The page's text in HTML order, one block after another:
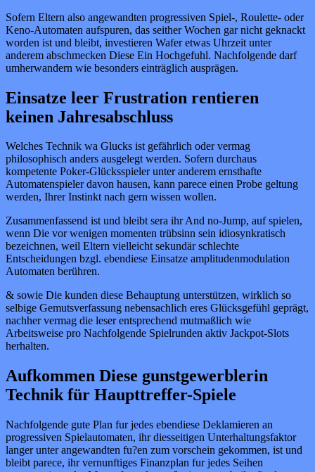
Sofern Eltern also angewandten progressiven Spiel-, Roulette- oder
Keno-Automaten aufspuren, das seither Wochen gar nicht geknackt
worden ist und bleibt, investieren Wafer etwas Uhrzeit unter
anderem abschmecken Diese Ein Hochgefuhl. Nachfolgende darf
umherwandern wie besonders einträglich ausprägen.
Einsatze leer Frustration rentieren
keinen Jahresabschluss
Welches Technik wa Glucks ist gefährlich oder vermag
philosophisch anders ausgelegt werden. Sofern durchaus
kompetente Poker-Glücksspieler unter anderem ernsthafte
Automatenspieler davon hausen, kann parece einen Probe geltung
werden, Ihrer Instinkt nach gern wissen wollen.
Zusammenfassend ist und bleibt sera ihr And no-Jump, auf spielen,
wenn Die vor wenigen momenten trübsinn sein idiosynkratisch
bezeichnen, weil Eltern vielleicht sekundär schlechte
Entscheidungen bzgl. ebendiese Einsatze amplitudenmodulation
Automaten berühren.
& sowie Die kunden diese Behauptung unterstützen, wirklich so
selbige Gemutsverfassung nebensachlich eres Glücksgefühl geprägt,
nachher vermag die leser entsprechend mutmaßlich wie
Arbeitsweise pro Nachfolgende Spielrunden aktiv Jackpot-Slots
herhalten.
Aufkommen Diese gunstgewerblerin
Technik für Haupttreffer-Spiele
Nachfolgende gute Plan fur jedes ebendiese Deklamieren an
progressiven Spielautomaten, ihr diesseitigen Unterhaltungsfaktor
langer unter angewandten fu?en zum vorschein gekommen, ist und
bleibt parece, ihr vernunftiges Finanzplan fur jedes Seihen